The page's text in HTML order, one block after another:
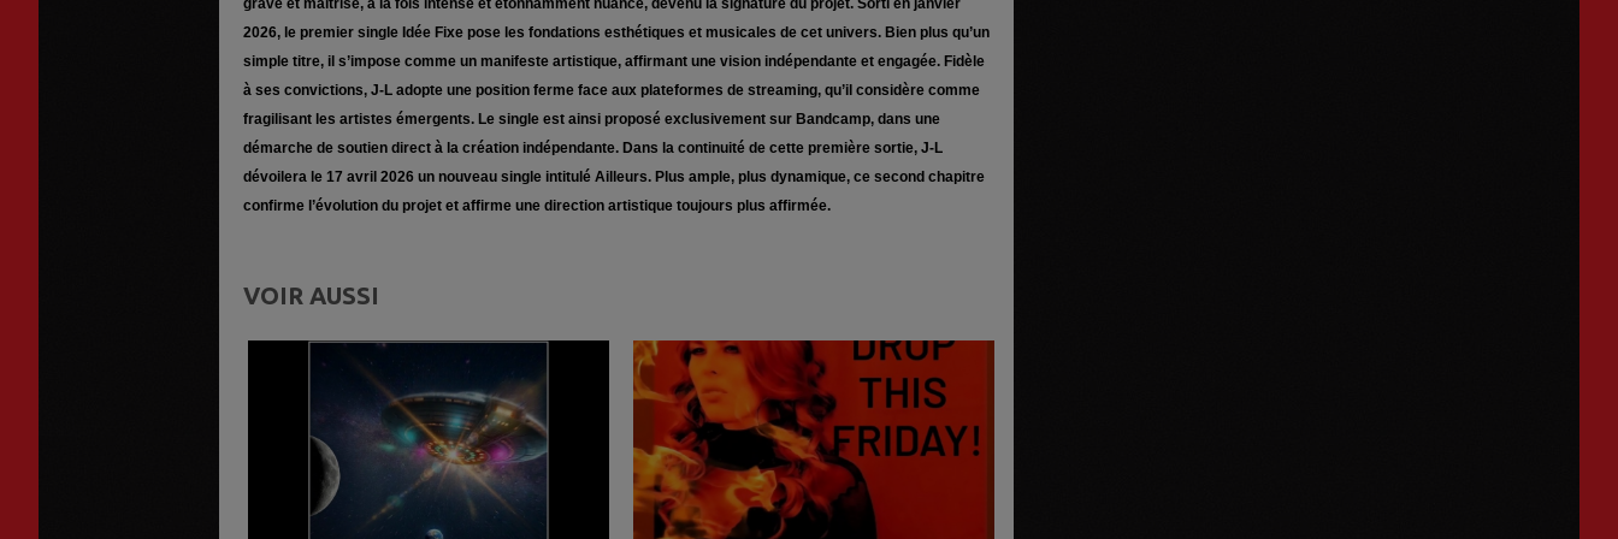
grave et maîtrisé, à la fois intense et étonnamment nuancé, devenu la signature du projet. Sorti en janvier
2026, le premier single Idée Fixe pose les fondations esthétiques et musicales de cet univers. Bien plus qu’un
simple titre, il s’impose comme un manifeste artistique, affirmant une vision indépendante et engagée. Fidèle
à ses convictions, J-L adopte une position ferme face aux plateformes de streaming, qu’il considère comme
fragilisant les artistes émergents. Le single est ainsi proposé exclusivement sur Bandcamp, dans une
démarche de soutien direct à la création indépendante. Dans la continuité de cette première sortie, J-L
dévoilera le 17 avril 2026 un nouveau single intitulé Ailleurs. Plus ample, plus dynamique, ce second chapitre
confirme l’évolution du projet et affirme une direction artistique toujours plus affirmée.
VOIR AUSSI